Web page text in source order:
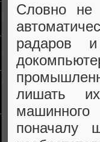
Словно не
радаров
лишать
поначалу